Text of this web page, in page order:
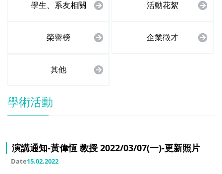
學生、系友相關 活動花絮
榮譽榜 企業徵才
其他
學術活動
演講通知-黃偉恆 教授 2022/03/07(一)-更新照片
Date15.02.2022